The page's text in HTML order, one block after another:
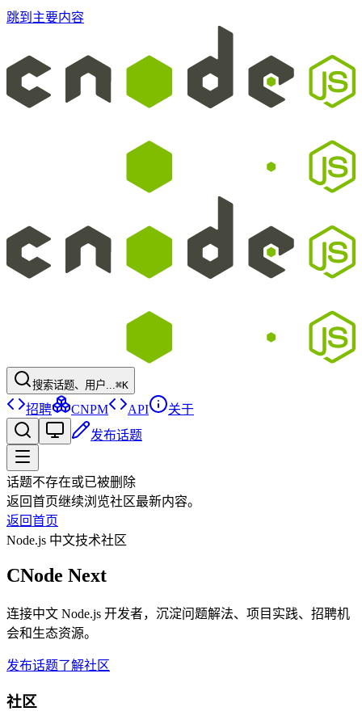
跳到主要内容
搜索话题、用户...⌘K
招聘 CNPM API
关于
发布话题
话题不存在或已被删除
返回首页继续浏览社区最新内容。
返回首页
Node.js 中文技术社区
CNode Next
连接中文 Node.js 开发者，沉淀问题解法、项目实践、招聘机
会和生态资源。
发布话题了解社区
社区